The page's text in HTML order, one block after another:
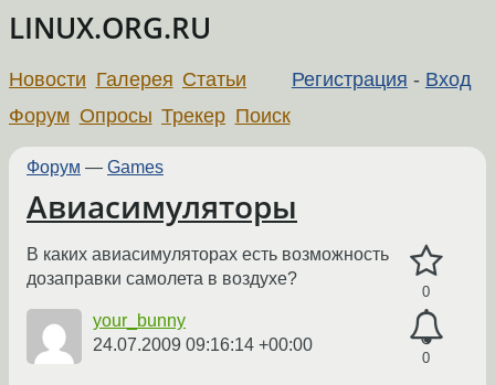
LINUX.ORG.RU
Регистрация - Вход
Новости Галерея Статьи
Форум Опросы Трекер Поиск
Форум — Games
Авиасимуляторы
0
0
В каких авиасимуляторах есть возможность
дозаправки самолета в воздухе?
your_bunny
24.07.2009 09:16:14 +00:00